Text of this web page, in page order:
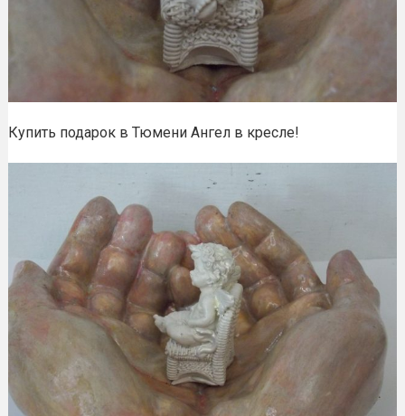
Купить подарок в Тюмени Ангел в кресле!